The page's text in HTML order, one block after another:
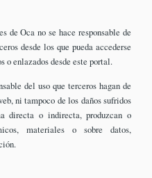
Oca no se hace responsable de
desde los que pueda accederse
o enlazados desde este portal.
del uso que terceros hagan de
ni tampoco de los daños sufridos
directa o indirecta, produzcan o
materiales o sobre datos,